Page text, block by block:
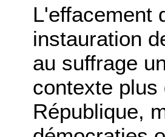
L'effacement
instauration
au suffrage
contexte plus
République,